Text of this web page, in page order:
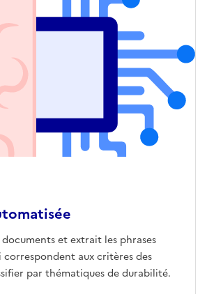
documents et extrait les phrases
aux critères des
par thématiques de durabilité.